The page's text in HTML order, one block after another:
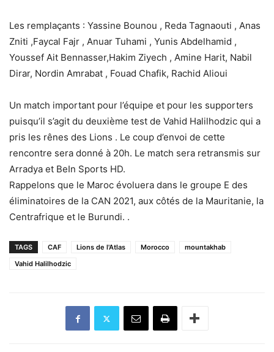
Les remplaçants : Yassine Bounou , Reda Tagnaouti , Anas
Zniti ,Faycal Fajr , Anuar Tuhami , Yunis Abdelhamid ,
Youssef Ait Bennasser,Hakim Ziyech , Amine Harit, Nabil
Dirar, Nordin Amrabat , Fouad Chafik, Rachid Alioui
Un match important pour l’équipe et pour les supporters
puisqu’il s’agit du deuxième test de Vahid Halilhodzic qui a
pris les rênes des Lions . Le coup d’envoi de cette
rencontre sera donné à 20h. Le match sera retransmis sur
Arradya et BeIn Sports HD.
Rappelons que le Maroc évoluera dans le groupe E des
éliminatoires de la CAN 2021, aux côtés de la Mauritanie, la
Centrafrique et le Burundi. .
TAGS CAF Lions de l'Atlas Morocco
mountakhab
Vahid Halilhodzic